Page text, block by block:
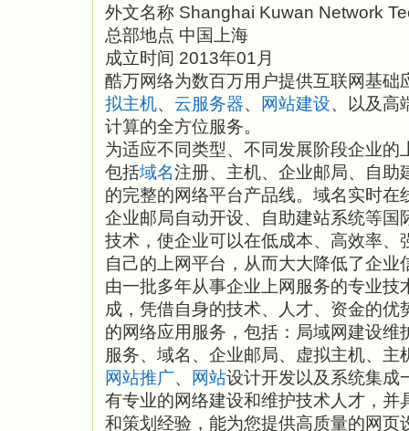
外文名称 Shanghai Kuwan Network
总部地点 中国上海
成立时间 2013年01月
酷万网络为数百万用户提供互联网基础
拟主机、 云服务器、 网站建设、以及高
计算的全方位服务。
为适应不同类型、不同发展阶段企业的
包括域名注册、主机、企业邮局、自助
的完整的网络平台产品线。域名实时在
企业邮局自动开设、自助建站系统等国
技术，使企业可以在低成本、高效率、
自己的上网平台，从而大大降低了企业
由一批多年从事企业上网服务的专业技
成，凭借自身的技术、人才、资金的优
的网络应用服务，包括：局域网建设维
服务、域名、企业邮局、虚拟主机、主
网站推广、 网站设计开发以及系统集成
有专业的网络建设和维护技术人才，并
和策划经验，能为您提供高质量的网页